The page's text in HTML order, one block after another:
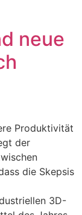
neue
Produktivität
der
die Skepsis
3D-